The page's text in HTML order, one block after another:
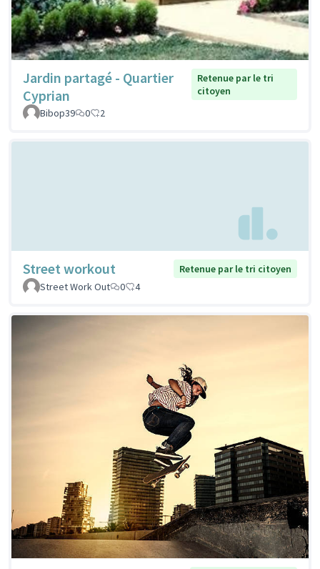
Jardin partagé - Quartier
Cyprian
Retenue par le tri
citoyen
Bibop39
0 2
Street workout
Retenue par le tri citoyen
Street Work Out
0 4